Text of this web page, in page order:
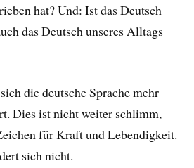
hat? Und: Ist das Deutsch
das Deutsch unseres Alltags
die deutsche Sprache mehr
Dies ist nicht weiter schlimm,
für Kraft und Lebendigkeit.
sich nicht.